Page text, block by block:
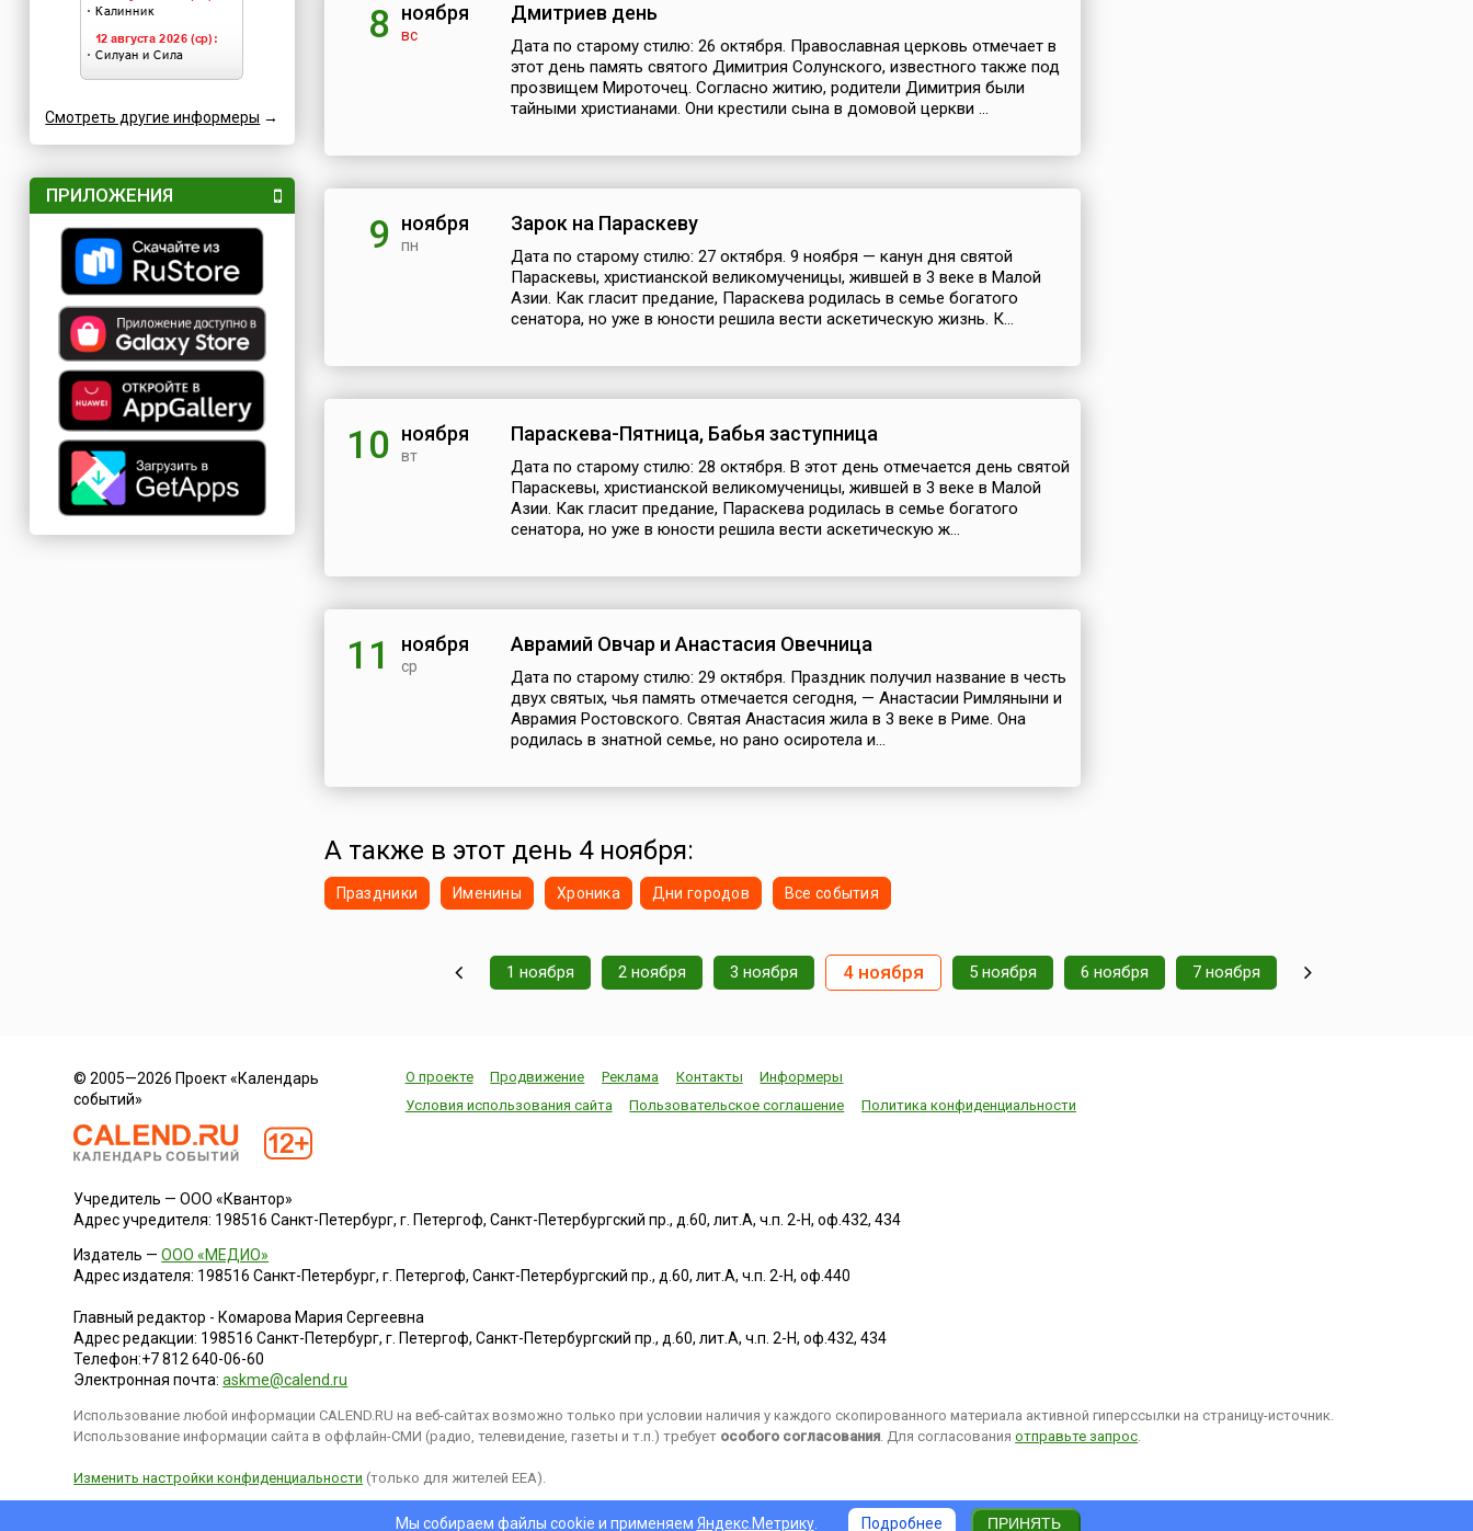
Смотреть другие информеры →
ПРИЛОЖЕНИЯ
8 ноября
вс
Дмитриев день
Дата по старому стилю: 26 октября. Православная церковь отмечает в
этот день память святого Димитрия Солунского, известного также под
прозвищем Мироточец. Согласно житию, родители Димитрия были
тайными христианами. Они крестили сына в домовой церкви ...
9 ноября
пн
Зарок на Параскеву
Дата по старому стилю: 27 октября. 9 ноября — канун дня святой
Параскевы, христианской великомученицы, жившей в 3 веке в Малой
Азии. Как гласит предание, Параскева родилась в семье богатого
сенатора, но уже в юности решила вести аскетическую жизнь. К...
10 ноября
вт
Параскева-Пятница, Бабья заступница
Дата по старому стилю: 28 октября. В этот день отмечается день святой
Параскевы, христианской великомученицы, жившей в 3 веке в Малой
Азии. Как гласит предание, Параскева родилась в семье богатого
сенатора, но уже в юности решила вести аскетическую ж...
11 ноября
ср
Аврамий Овчар и Анастасия Овечница
Дата по старому стилю: 29 октября. Праздник получил название в честь
двух святых, чья память отмечается сегодня, — Анастасии Римляныни и
Аврамия Ростовского. Святая Анастасия жила в 3 веке в Риме. Она
родилась в знатной семье, но рано осиротела и...
А также в этот день 4 ноября:
Праздники Именины Хроника Дни городов Все события
1 ноября 2 ноября 3 ноября 4 ноября 5 ноября 6 ноября 7 ноября
© 2005—2026 Проект «Календарь
событий»
О проекте Продвижение Реклама Контакты
Информеры
Условия использования сайта
Пользовательское соглашение Политика конфиденциальности
Учредитель — ООО «Квантор»
Адрес учредителя: 198516 Санкт-Петербург, г. Петергоф, Санкт-Петербургский пр., д.60, лит.А, ч.п. 2-Н, оф.432, 434
Издатель —ООО «МЕДИО»
Адрес издателя: 198516 Санкт-Петербург, г. Петергоф, Санкт-Петербургский пр., д.60, лит.А, ч.п. 2-Н, оф.440
Главный редактор - Комарова Мария Сергеевна
Адрес редакции: 198516 Санкт-Петербург, г. Петергоф,Санкт-Петербургский пр., д.60, лит.А, ч.п. 2-Н, оф.432, 434
Телефон:+7 812 640-06-60
Электронная почта:askme@calend.ru
Использование любой информации CALEND.RU на веб-сайтах возможно только при условии наличия у каждого скопированного материала активной гиперссылки на страницу-источник.
Использование информации сайта в оффлайн-СМИ (радио, телевидение, газеты и т.п.) требует особого согласования. Для согласованияотправьте запрос.
Изменить настройки конфиденциальности (только для жителей EEA).
Мы собираем файлы cookie и применяем Яндекс.Метрику. Подробнее ПРИНЯТЬ